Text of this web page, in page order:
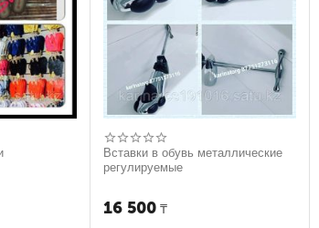
Вставки в обувь металлические
регулируемые
16 500 ₸